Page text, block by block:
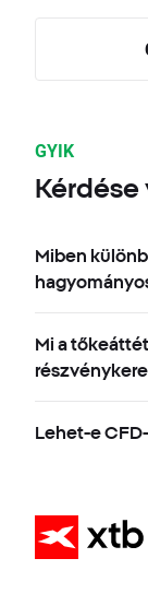
GYIK
Kérdése
Miben
Mi a
Lehet-e